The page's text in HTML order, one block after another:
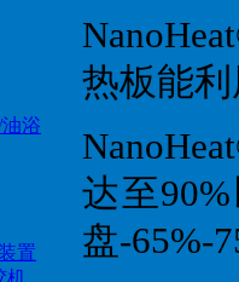
浴
置
机
热板能
达至
盘-65%-